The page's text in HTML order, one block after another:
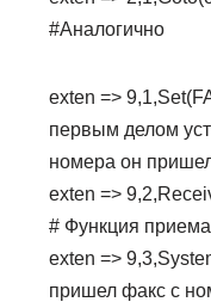
#Аналогично
exten =>
первым делом
номера он
exten =>
# Функция
exten =>
пришел факс с